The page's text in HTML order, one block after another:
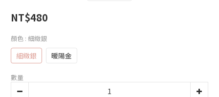
NT$480
顏色 : 細緻銀
細緻銀 暖陽金
數量